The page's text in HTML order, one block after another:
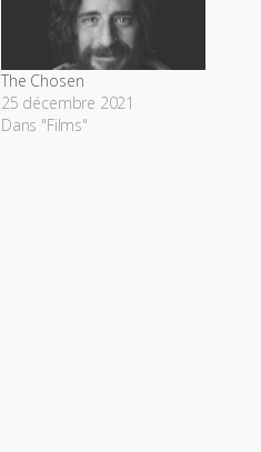
The Chosen
25 décembre 2021
Dans "Films"